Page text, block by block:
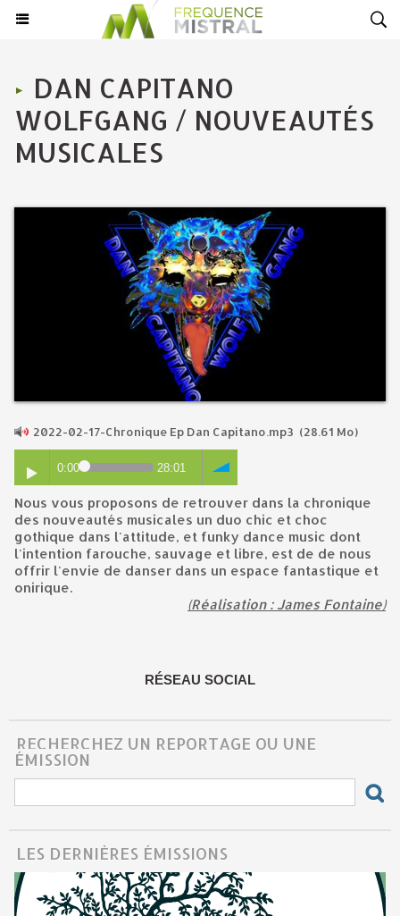
DAN CAPITANO
WOLFGANG / NOUVEAUTÉS
MUSICALES
2022-02-17-Chronique Ep Dan Capitano.mp3 (28.61 Mo)
0:00 28:01
Nous vous proposons de retrouver dans la chronique
des nouveautés musicales un duo chic et choc
gothique dans l'attitude, et funky dance music dont
l'intention farouche, sauvage et libre, est de de nous
offrir l'envie de danser dans un espace fantastique et
onirique.
(Réalisation : James Fontaine)
RÉSEAU SOCIAL
RECHERCHEZ UN REPORTAGE OU UNE
ÉMISSION
LES DERNIÈRES ÉMISSIONS